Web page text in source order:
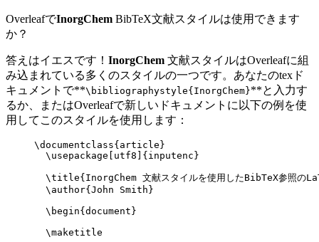
OverleafでInorgChem BibTeX文献スタイルは使用できます
か？
答えはイエスです！ InorgChem 文献スタイルはOverleafに組
み込まれている多くのスタイルの一つです。あなたのtexド
キュメントで**\bibliographystyle{InorgChem}**と入力す
るか、またはOverleafで新しいドキュメントに以下の例を使
用してこのスタイルを使用します：
\documentclass{ article }
\usepackage
utf8 ]{ inputenc }
\title{InorgChem 文献スタイルを使用したBibTeX参照の
\author{John Smith}
\begin{ document }
\maketitle